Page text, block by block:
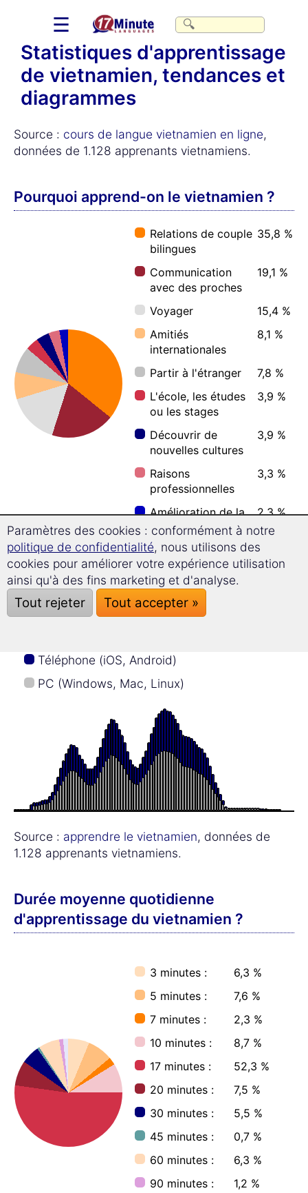
☰
Statistiques d'apprentissage
de vietnamien, tendances et
diagrammes
Source : cours de langue vietnamien en ligne,
données de 1.128 apprenants vietnamiens.
Pourquoi apprend-on le vietnamien ?
Relations de couple
bilingues
35,8 %
Communication
avec des proches
19,1 %
Voyager
15,4 %
Amitiés
internationales
8,1 %
Partir à l'étranger
7,8 %
L'école, les études
ou les stages
3,9 %
Découvrir de
nouvelles cultures
3,9 %
Raisons
professionnelles
3,3 %
Amélioration de la
mémoire
2,3 %
Âge moyen des apprenants de
vietnamien ?
Téléphone (iOS, Android)
PC (Windows, Mac, Linux)
Source : apprendre le vietnamien, données de
1.128 apprenants vietnamiens.
Durée moyenne quotidienne
d'apprentissage du vietnamien ?
3 minutes :
6,3 %
5 minutes :
7,6 %
7 minutes :
2,3 %
10 minutes :
8,7 %
17 minutes :
52,3 %
20 minutes :
7,5 %
30 minutes :
5,5 %
45 minutes :
0,7 %
60 minutes :
6,3 %
90 minutes :
1,2 %
Paramètres des cookies : conformément à notre
politique de confidentialité, nous utilisons des
cookies pour améliorer votre expérience utilisation
ainsi qu'à des fins marketing et d'analyse.
Tout rejeter Tout accepter »